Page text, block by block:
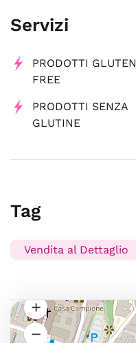
Servizi
PRODOTTI GLUTEN
FREE
PRODOTTI SENZA
GLUTINE
Tag
Vendita al Dettaglio